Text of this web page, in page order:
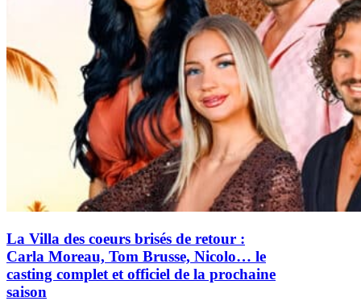
La Villa des coeurs brisés de retour :
Carla Moreau, Tom Brusse, Nicolo… le
casting complet et officiel de la prochaine
saison